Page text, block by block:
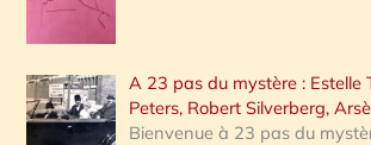
A 23 pas du mystère : Estelle
Peters, Robert Silverberg,
Bienvenue à 23 pas du